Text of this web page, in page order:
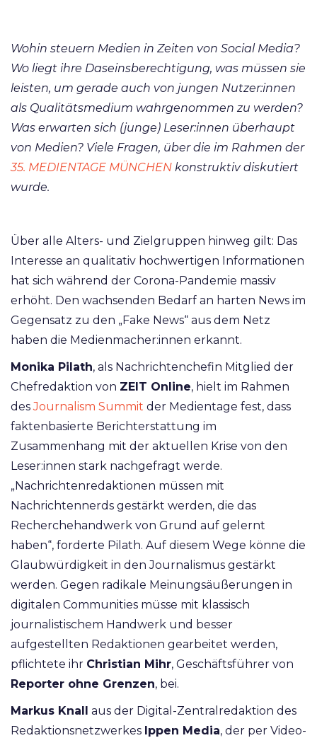
Wohin steuern Medien in Zeiten von Social Media?
Wo liegt ihre Daseinsberechtigung, was müssen sie
leisten, um gerade auch von jungen Nutzer:innen
als Qualitätsmedium wahrgenommen zu werden?
Was erwarten sich (junge) Leser:innen überhaupt
von Medien? Viele Fragen, über die im Rahmen der
35. MEDIENTAGE MÜNCHEN konstruktiv diskutiert
wurde.
Über alle Alters- und Zielgruppen hinweg gilt: Das
Interesse an qualitativ hochwertigen Informationen
hat sich während der Corona-Pandemie massiv
erhöht. Den wachsenden Bedarf an harten News im
Gegensatz zu den „Fake News“ aus dem Netz
haben die Medienmacher:innen erkannt.
Monika Pilath, als Nachrichtenchefin Mitglied der
Chefredaktion von ZEIT Online, hielt im Rahmen
desJournalism Summit der Medientage fest, dass
faktenbasierte Berichterstattung im
Zusammenhang mit der aktuellen Krise von den
Leser:innen stark nachgefragt werde.
„Nachrichtenredaktionen müssen mit
Nachrichtennerds gestärkt werden, die das
Recherchehandwerk von Grund auf gelernt
haben“, forderte Pilath. Auf diesem Wege könne die
Glaubwürdigkeit in den Journalismus gestärkt
werden. Gegen radikale Meinungsäußerungen in
digitalen Communities müsse mit klassisch
journalistischem Handwerk und besser
aufgestellten Redaktionen gearbeitet werden,
pflichtete ihr Christian Mihr, Geschäftsführer von
Reporter ohne Grenzen, bei.
Markus Knall aus der Digital-Zentralredaktion des
Redaktionsnetzwerkes Ippen Media, der per Video-